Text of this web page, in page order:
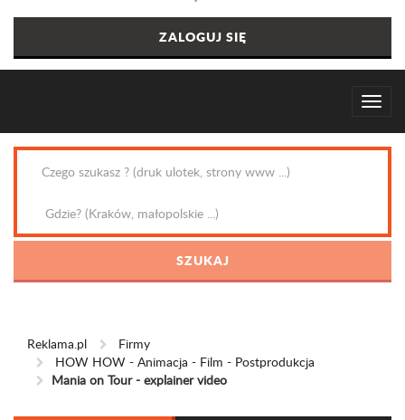
Reklama.pl
Firmy
HOW HOW - Animacja - Film - Postprodukcja
Mania on Tour - explainer video